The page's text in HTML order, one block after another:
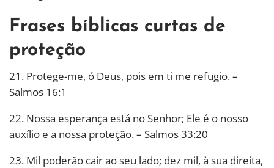
Frases bíblicas curtas de
proteção
21. Protege-me, ó Deus, pois em ti me refugio. –
Salmos 16:1
22. Nossa esperança está no Senhor; Ele é o nosso
auxílio e a nossa proteção. – Salmos 33:20
23. Mil poderão cair ao seu lado; dez mil, à sua direita,